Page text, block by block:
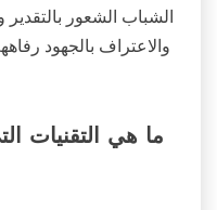
الشباب الشعور
والاعتراف بالجهود
ما هي التقنيات